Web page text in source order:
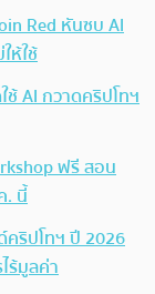
Red หันซบ AI
ห้ใช้
ช้ AI กวาดคริปโทฯ
ฟรี สอน
. นี้
คริปโทฯ ปี 2026
ร้มูลค่า